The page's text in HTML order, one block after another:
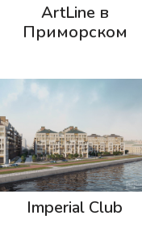
ArtLine в
Приморском
Imperial Club